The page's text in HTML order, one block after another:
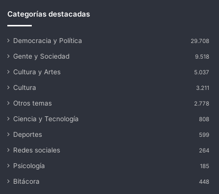
Categorías destacadas
Democracia y Política 29.708
Gente y Sociedad 9.518
Cultura y Artes 5.037
Cultura 3.211
Otros temas 2.778
Ciencia y Tecnología 808
Deportes 599
Redes sociales 264
Psicología 185
Bitácora 448